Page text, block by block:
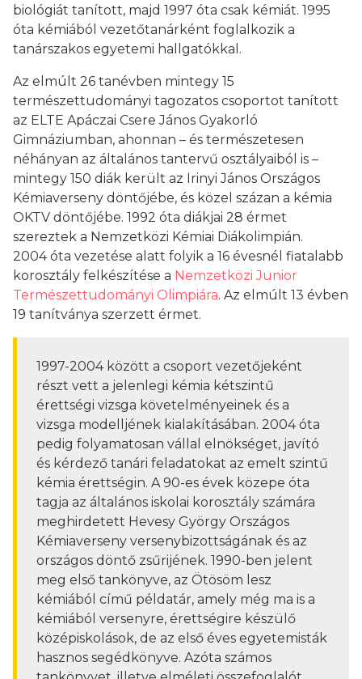
biológiát tanított, majd 1997 óta csak kémiát. 1995
óta kémiából vezetőtanárként foglalkozik a
tanárszakos egyetemi hallgatókkal.
Az elmúlt 26 tanévben mintegy 15
természettudományi tagozatos csoportot tanított
az ELTE Apáczai Csere János Gyakorló
Gimnáziumban, ahonnan – és természetesen
néhányan az általános tantervű osztályaiból is –
mintegy 150 diák került az Irinyi János Országos
Kémiaverseny döntőjébe, és közel százan a kémia
OKTV döntőjébe. 1992 óta diákjai 28 érmet
szereztek a Nemzetközi Kémiai Diákolimpián.
2004 óta vezetése alatt folyik a 16 évesnél fiatalabb
korosztály felkészítése a Nemzetközi Junior
Természettudományi Olimpiára. Az elmúlt 13 évben
19 tanítványa szerzett érmet.
1997-2004 között a csoport vezetőjeként
részt vett a jelenlegi kémia kétszintű
érettségi vizsga követelményeinek és a
vizsga modelljének kialakításában. 2004 óta
pedig folyamatosan vállal elnökséget, javító
és kérdező tanári feladatokat az emelt szintű
kémia érettségin. A 90-es évek közepe óta
tagja az általános iskolai korosztály számára
meghirdetett Hevesy György Országos
Kémiaverseny versenybizottságának és az
országos döntő zsűrijének. 1990-ben jelent
meg első tankönyve, az Ötösöm lesz
kémiából című példatár, amely még ma is a
kémiából versenyre, érettségire készülő
középiskolások, de az első éves egyetemisták
hasznos segédkönyve. Azóta számos